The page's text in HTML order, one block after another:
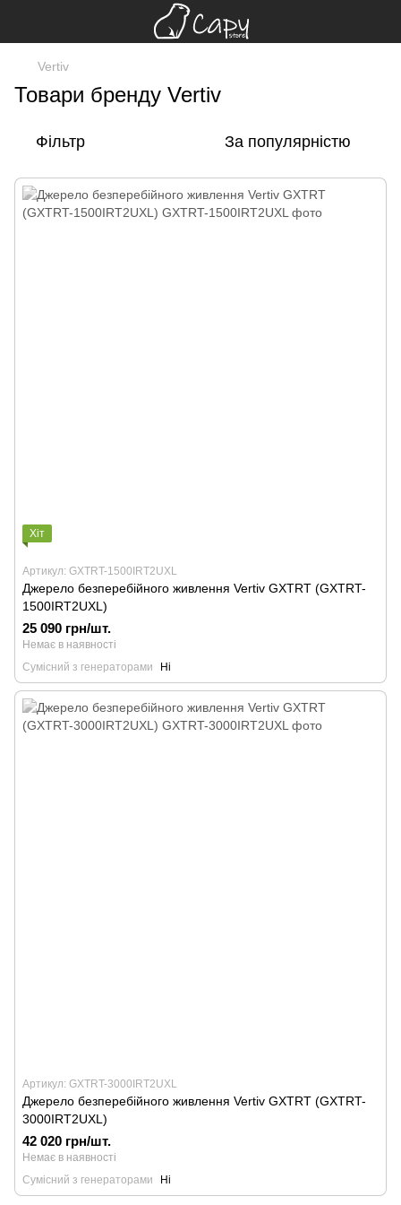
Vertiv
Товари бренду Vertiv
Фільтр За популярністю
Хіт
Артикул: GXTRT-1500IRT2UXL
Джерело безперебійного живлення Vertiv GXTRT (GXTRT-
1500IRT2UXL)
25 090 грн/шт.
Немає в наявності
Сумісний з генераторами
Ні
Артикул: GXTRT-3000IRT2UXL
Джерело безперебійного живлення Vertiv GXTRT (GXTRT-
3000IRT2UXL)
42 020 грн/шт.
Немає в наявності
Сумісний з генераторами
Ні